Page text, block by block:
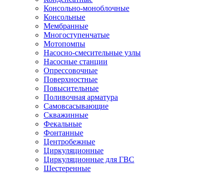
Консольно-моноблочные
Консольные
Мембранные
Многоступенчатые
Мотопомпы
Насосно-смесительные узлы
Насосные станции
Опрессовочные
Поверхностные
Повысительные
Поливочная арматура
Самовсасывающие
Скважинные
Фекальные
Фонтанные
Центробежные
Циркуляционные
Циркуляционные для ГВС
Шестеренные